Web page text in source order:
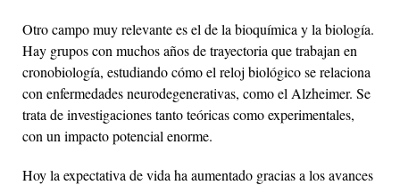
Otro campo muy relevante es el de la bioquímica y la biología.
Hay grupos con muchos años de trayectoria que trabajan en
cronobiología, estudiando cómo el reloj biológico se relaciona
con enfermedades neurodegenerativas, como el Alzheimer. Se
trata de investigaciones tanto teóricas como experimentales,
con un impacto potencial enorme.
Hoy la expectativa de vida ha aumentado gracias a los avances